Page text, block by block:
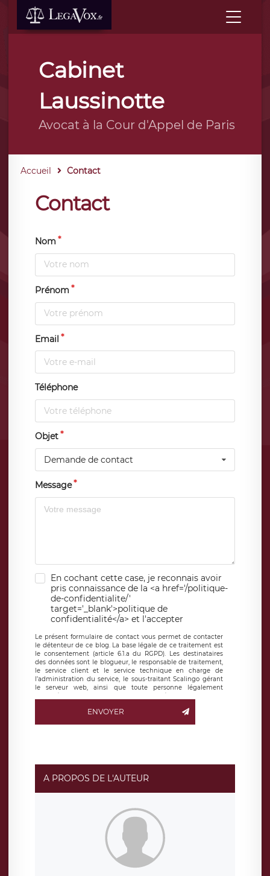
Cabinet
Laussinotte
Avocat à la Cour d'Appel de Paris
Accueil Contact
Contact
Nom
Prénom
Email
Téléphone
Objet
Demande de contact
Message
En cochant cette case, je reconnais avoir
pris connaissance de la <a href='/politique-
de-confidentialite/'
target='_blank'>politique de
confidentialité</a> et l'accepter
Le présent formulaire de contact vous permet de contacter
le détenteur de ce blog. La base légale de ce traitement est
le consentement (article 6.1.a du RGPD). Les destinataires
des données sont le blogueur, le responsable de traitement,
le service client et le service technique en charge de
l’administration du service, le sous-traitant Scalingo gérant
le serveur web, ainsi que toute personne légalement
autorisée. Le formulaire de contact à destination du
basé en France et offrant des
clauses de protection
limitation du traitement relatif à vos données à caractère
données. Vous pouvez exercer ces droits auprès du délégué
de traitement est la société LÉGAVOX, sis 9 rue Léopold
Sédar Senghor, joignable à l’adresse mail :
responsabledetraitement@legavox.fr. Vous avez également
le droit d’introduire une réclamation auprès d’une autorité
ENVOYER
A PROPOS DE L'AUTEUR